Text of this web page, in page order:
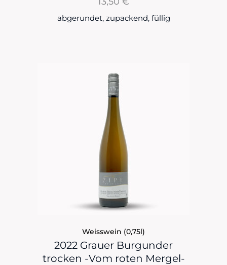
abgerundet, zupackend, füllig
Weisswein (0,75l)
2022 Grauer Burgunder
trocken -Vom roten Mergel-